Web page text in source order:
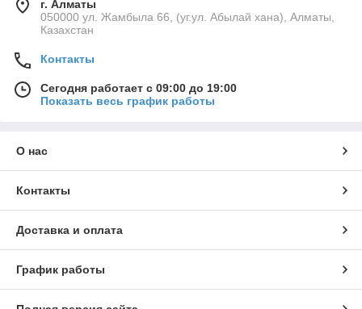
г. Алматы
050000 ул. Жамбыла 66, (уг.ул. Абылай хана), Алматы,
Казахстан
Контакты
Сегодня работает с 09:00 до 19:00
Показать весь график работы
О нас
Контакты
Доставка и оплата
График работы